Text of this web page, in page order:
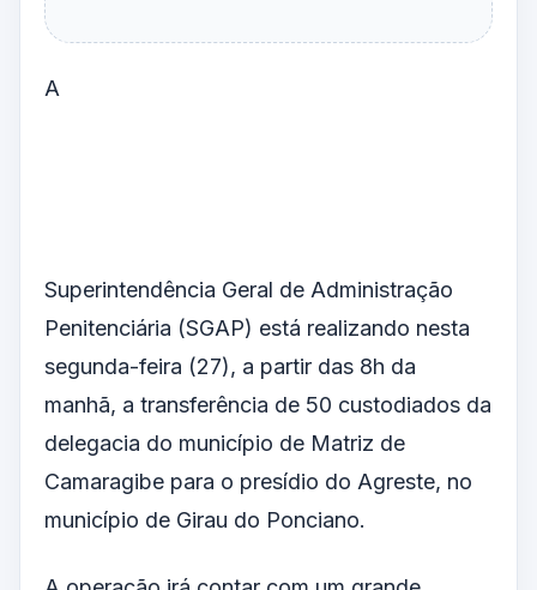
A
Superintendência Geral de Administração
Penitenciária (SGAP) está realizando nesta
segunda-feira (27), a partir das 8h da
manhã, a transferência de 50 custodiados da
delegacia do município de Matriz de
Camaragibe para o presídio do Agreste, no
município de Girau do Ponciano.